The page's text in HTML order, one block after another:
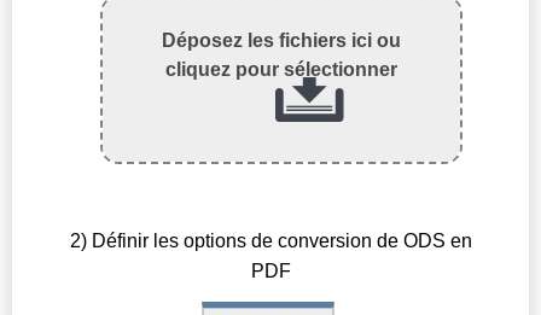
Déposez les fichiers ici ou
cliquez pour sélectionner
2) Définir les options de conversion de ODS en
PDF